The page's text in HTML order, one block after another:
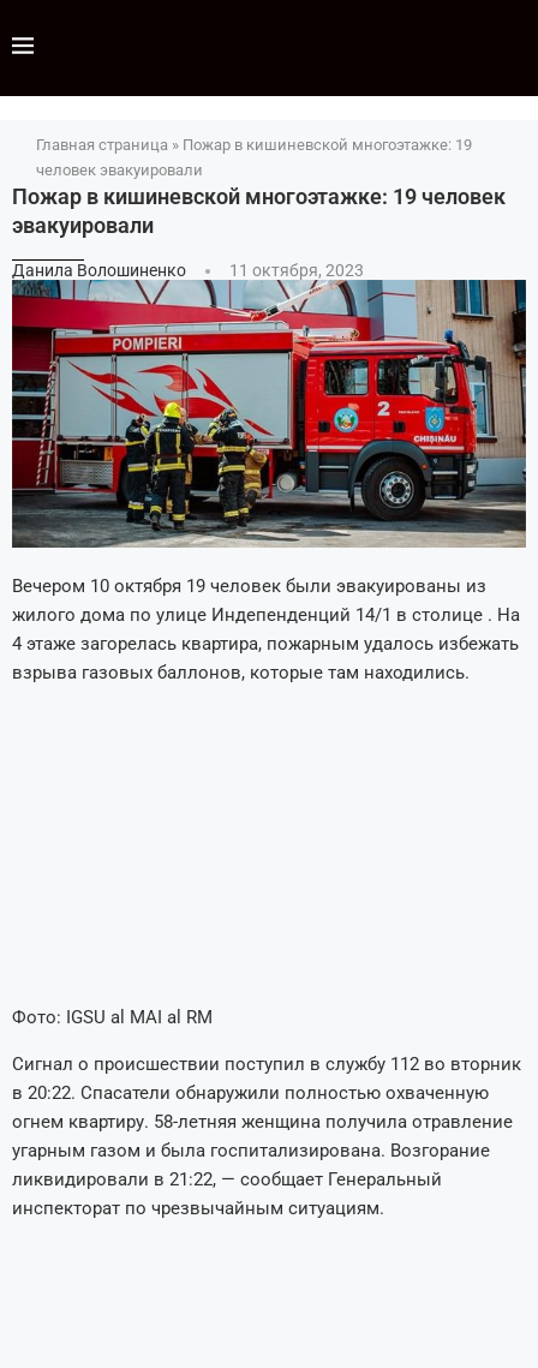
Главная страница » Пожар в кишиневской многоэтажке: 19
человек эвакуировали
Пожар в кишиневской многоэтажке: 19 человек
эвакуировали
Данила Волошиненко 11 октября, 2023
Вечером 10 октября 19 человек были эвакуированы из
жилого дома по улице Индепенденций 14/1 в столице . На
4 этаже загорелась квартира, пожарным удалось избежать
взрыва газовых баллонов, которые там находились.
Фото: IGSU al MAI al RM
Сигнал о происшествии поступил в службу 112 во вторник
в 20:22. Спасатели обнаружили полностью охваченную
огнем квартиру. 58-летняя женщина получила отравление
угарным газом и была госпитализирована. Возгорание
ликвидировали в 21:22, — сообщает Генеральный
инспекторат по чрезвычайным ситуациям.